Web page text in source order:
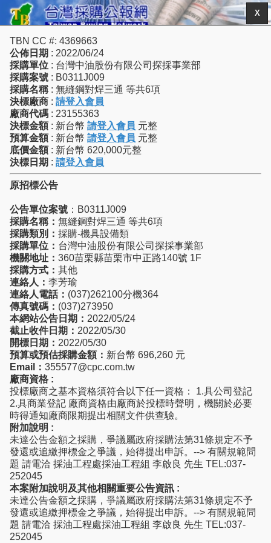
X
TBN CC #: 4369663
公佈日期 : 2022/06/24
採購單位 : 台灣中油股份有限公司探採事業部
採購案號 : B0311J009
採購名稱 : 無縫鋼對焊三通 等共6項
決標廠商 : 請登入會員
廠商代碼 : 23155363
決標金額 : 新台幣 請登入會員 元整
預算金額 : 新台幣 請登入會員 元整
底價金額 : 新台幣 620,000元整
決標日期 : 請登入會員
原招標公告
公告單位案號 ：B0311J009
採購名稱： 無縫鋼對焊三通 等共6項
採購類別： 採購-機具設備類
採購單位： 台灣中油股份有限公司探採事業部
機關地址： 360苗栗縣苗栗市中正路140號 1F
採購方式： 其他
連絡人： 李芳瑜
連絡人電話： (037)262100分機364
傳真號碼： (037)273950
本網站公告日期： 2022/05/24
截止收件日期： 2022/05/30
開標日期： 2022/05/30
預算或預估採購金額： 新台幣 696,260 元
Email： 355577@cpc.com.tw
廠商資格 :
投標廠商之基本資格須符合以下任一資格： 1.具公司登記
2.具商業登記 廠商資格由廠商於投標時聲明，機關於必要
時得通知廠商限期提出相關文件供查驗。
附加說明 :
未達公告金額之採購，爭議屬政府採購法第31條規定不予
發還或追繳押標金之爭議，始得提出申訴。--> 有關規範問
題 請電洽 採油工程處採油工程組 李啟良 先生 TEL:037-
252045
本案附加說明及其他相關重要公告資訊 :
未達公告金額之採購，爭議屬政府採購法第31條規定不予
發還或追繳押標金之爭議，始得提出申訴。--> 有關規範問
題 請電洽 採油工程處採油工程組 李啟良 先生 TEL:037-
252045